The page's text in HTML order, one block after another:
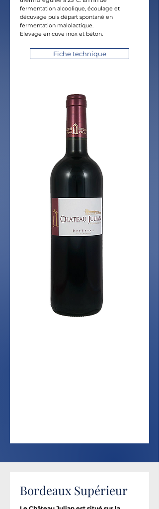
fermentation alcoolique, écoulage et
décuvage puis départ spontané en
fermentation malolactique.
Elevage en cuve inox et béton.
Fiche technique
Bordeaux Supérieur